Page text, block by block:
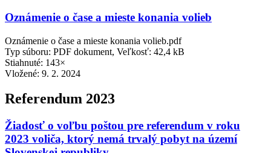
Oznámenie o čase a mieste konania volieb
Oznámenie o čase a mieste konania volieb.pdf
Typ súboru: PDF dokument, Veľkosť: 42,4 kB
Stiahnuté: 143×
Vložené: 9. 2. 2024
Referendum 2023
Žiadosť o voľbu poštou pre referendum v roku
2023 voliča, ktorý nemá trvalý pobyt na území